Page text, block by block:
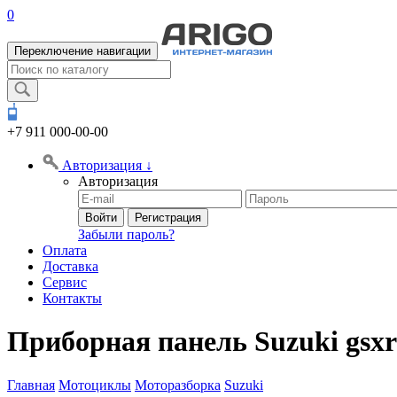
0
Переключение навигации
+7 911 000-00-00
Авторизация ↓
Авторизация
Войти Регистрация
Забыли пароль?
Оплата
Доставка
Сервис
Контакты
Приборная панель Suzuki
Главная Мотоциклы Моторазборка Suzuki